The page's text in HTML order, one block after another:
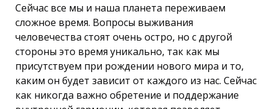
Сейчас все мы и наша планета переживаем
сложное время. Вопросы выживания
человечества стоят очень остро, но с другой
стороны это время уникально, так как мы
присутствуем при рождении нового мира и то,
каким он будет зависит от каждого из нас. Сейчас
как никогда важно обретение и поддержание